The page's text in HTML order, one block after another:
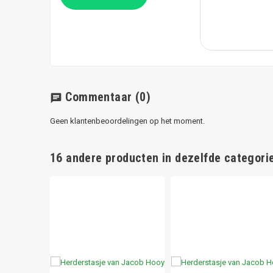
chat Commentaar (0)
Geen klantenbeoordelingen op het moment.
16 andere producten in dezelfde